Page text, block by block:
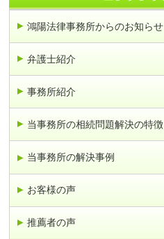
鴻陽法律事務所からのお知らせ
弁護士紹介
事務所紹介
当事務所の相続問題解決の特徴
当事務所の解決事例
お客様の声
推薦者の声